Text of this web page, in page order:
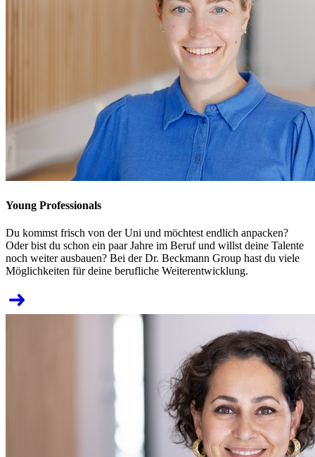
Young Professionals
Du kommst frisch von der Uni und möchtest endlich anpacken?
Oder bist du schon ein paar Jahre im Beruf und willst deine Talente
noch weiter ausbauen? Bei der Dr. Beckmann Group hast du viele
Möglichkeiten für deine berufliche Weiterentwicklung.